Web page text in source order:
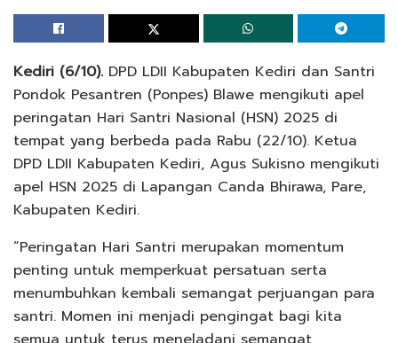
Kediri (6/10).DPD LDII Kabupaten Kediri dan Santri
Pondok Pesantren (Ponpes) Blawe mengikuti apel
peringatan Hari Santri Nasional (HSN) 2025 di
tempat yang berbeda pada Rabu (22/10). Ketua
DPD LDII Kabupaten Kediri, Agus Sukisno mengikuti
apel HSN 2025 di Lapangan Canda Bhirawa, Pare,
Kabupaten Kediri.
“Peringatan Hari Santri merupakan momentum
penting untuk memperkuat persatuan serta
menumbuhkan kembali semangat perjuangan para
santri. Momen ini menjadi pengingat bagi kita